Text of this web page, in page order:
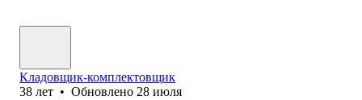
Кладовщик-комплектовщик
38 лет • Обновлено 28 июля